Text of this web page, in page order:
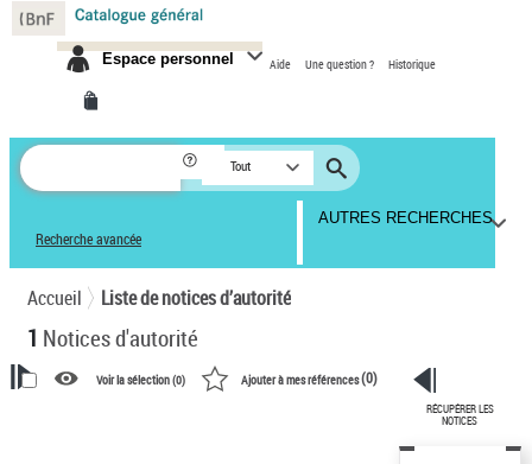
Espace personnel Aide Une question ? Historique
Tout
Recherche avancée
AUTRES RECHERCHES
Accueil Liste de notices d’autorité
1 Notices d'autorité
Voir la sélection (0) Ajouter à mes références(0)
RÉCUPÉRER LES
NOTICES
Panneau de gestion des cookies